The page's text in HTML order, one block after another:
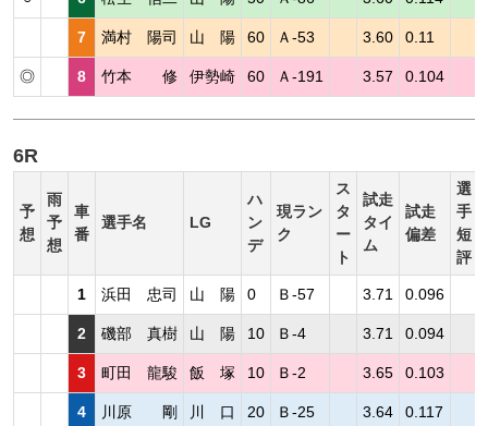
7 満村 陽司 山 陽 60 Ａ-53 3.60 0.11
◎ 8 竹本 修 伊勢崎 60 Ａ-191 3.57 0.104
6R
予
想
雨
予
想
車
番
選手名 LG
ハ
ン
デ
現ラン
ク
ス
タ
ー
ト
試走
タイ
ム
試走
偏差
選
手
短
評
1 浜田 忠司 山 陽 0 Ｂ-57 3.71 0.096
2 磯部 真樹 山 陽 10 Ｂ-4 3.71 0.094
3 町田 龍駿 飯 塚 10 Ｂ-2 3.65 0.103
4 川原 剛 川 口 20 Ｂ-25 3.64 0.117